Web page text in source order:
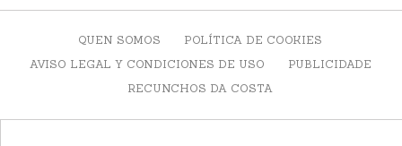
QUEN SOMOS
POLÍTICA DE COOKIES
AVISO LEGAL Y CONDICIONES DE USO
PUBLICIDADE
RECUNCHOS DA COSTA